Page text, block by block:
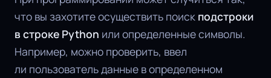
что вы захотите осуществить поиск подстроки
в строке Python или определенные символы.
Например, можно проверить, ввел
ли пользователь данные в определенном